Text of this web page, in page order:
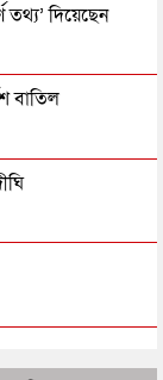
তথ্য’ দিয়েছেন
বাতিল